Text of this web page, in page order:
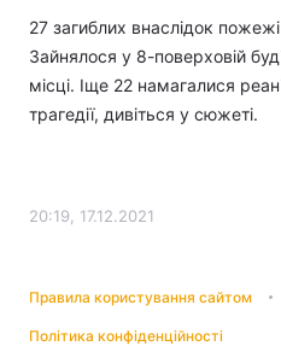
27 загиблих внаслідок
Зайнялося у 8-поверховій
місці. Іще 22 намагалися
трагедії, дивіться у сюжеті.
20:19, 17.12.2021
Правила користування сайтом
Політика конфіденційності